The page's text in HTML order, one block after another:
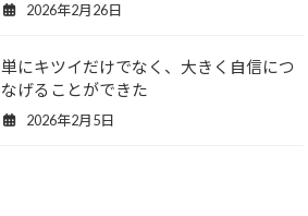
2026年2月26日
単にキツイだけでなく、大きく自信につ
なげることができた
2026年2月5日